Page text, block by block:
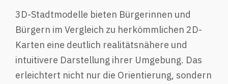
3D-Stadtmodelle bieten Bürgerinnen und
Bürgern im Vergleich zu herkömmlichen 2D-
Karten eine deutlich realitätsnähere und
intuitivere Darstellung ihrer Umgebung. Das
erleichtert nicht nur die Orientierung, sondern